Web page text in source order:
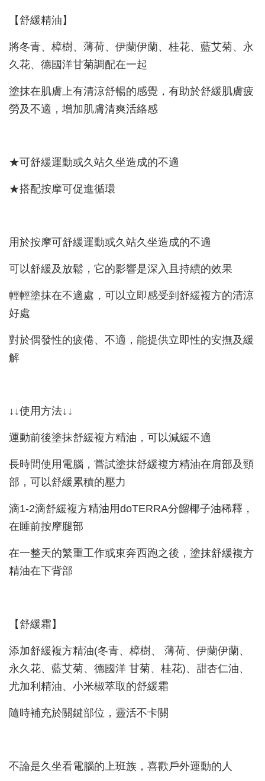
【舒緩精油】
將冬青、樟樹、薄荷、伊蘭伊蘭、桂花、藍艾菊、永
久花、德國洋甘菊調配在一起
塗抹在肌膚上有清涼舒暢的感覺，有助於舒緩肌膚疲
勞及不適，增加肌膚清爽活絡感
★可舒緩運動或久站久坐造成的不適
★搭配按摩可促進循環
用於按摩可舒緩運動或久站久坐造成的不適
可以舒緩及放鬆，它的影響是深入且持續的效果
輕輕塗抹在不適處，可以立即感受到舒緩複方的清涼
好處
對於偶發性的疲倦、不適，能提供立即性的安撫及緩
解
↓↓使用方法↓↓
運動前後塗抹舒緩複方精油，可以減緩不適
長時間使用電腦，嘗試塗抹舒緩複方精油在肩部及頸
部，可以舒緩累積的壓力
滴1-2滴舒緩複方精油用doTERRA分餾椰子油稀釋，
在睡前按摩腿部
在一整天的繁重工作或東奔西跑之後，塗抹舒緩複方
精油在下背部
【舒緩霜】
添加舒緩複方精油(冬青、樟樹、 薄荷、伊蘭伊蘭、
永久花、藍艾菊、德國洋 甘菊、桂花)、甜杏仁油、
尤加利精油、小米椒萃取的舒緩霜
隨時補充於關鍵部位，靈活不卡關
不論是久坐看電腦的上班族，喜歡戶外運動的人